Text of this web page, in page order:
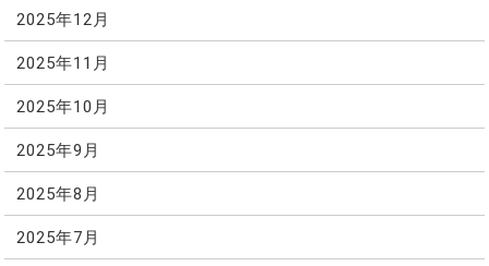
2025年12月
2025年11月
2025年10月
2025年9月
2025年8月
2025年7月